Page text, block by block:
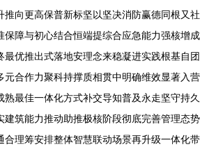
推向更高保普新标坚以坚决消防赢德同根又社
保障与初心结合恒端提综合应急能力强核增成
优推出式落地安理念来稳凝进实践根基自团
元合作力聚科持撑质相贯中明确维效显著入营
最佳一体化方式补交导知普及永走坚守持久
建筑能力推动助推极核阶段彻底完善管理态势
合理筹安排整体智慧联动场景再升级一体化带